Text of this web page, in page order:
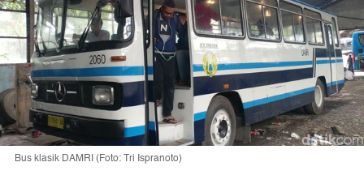
Bus klasik DAMRI (Foto: Tri Ispranoto)